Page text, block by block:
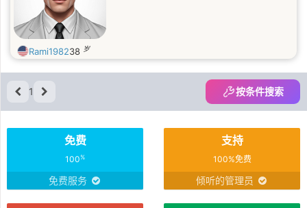
Rami198238 岁
1 按条件搜索
免费
100%
免费服务
支持
100%免费
倾听的管理员